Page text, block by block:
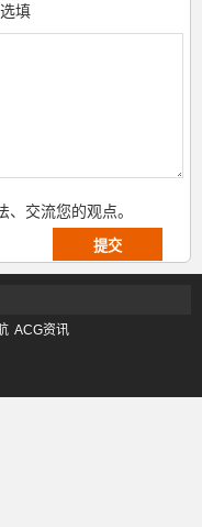
选填
交流您的观点。
ACG资讯